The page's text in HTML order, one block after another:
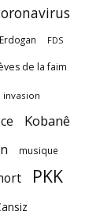
Erdogan FDS
de la faim
invasion
Kobanê
musique
PKK